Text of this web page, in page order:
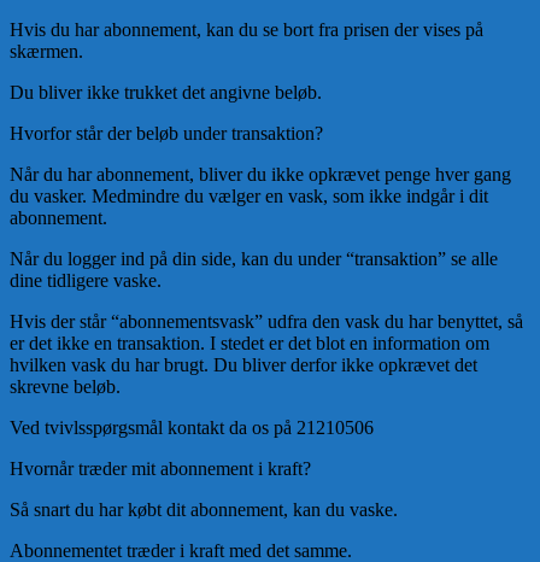
Hvis du har abonnement, kan du se bort fra prisen der vises på
skærmen.
Du bliver ikke trukket det angivne beløb.
Hvorfor står der beløb under transaktion?
Når du har abonnement, bliver du ikke opkrævet penge hver gang
du vasker. Medmindre du vælger en vask, som ikke indgår i dit
abonnement.
Når du logger ind på din side, kan du under “transaktion” se alle
dine tidligere vaske.
Hvis der står “abonnementsvask” udfra den vask du har benyttet, så
er det ikke en transaktion. I stedet er det blot en information om
hvilken vask du har brugt. Du bliver derfor ikke opkrævet det
skrevne beløb.
Ved tvivlsspørgsmål kontakt da os på 21210506
Hvornår træder mit abonnement i kraft?
Så snart du har købt dit abonnement, kan du vaske.
Abonnementet træder i kraft med det samme.